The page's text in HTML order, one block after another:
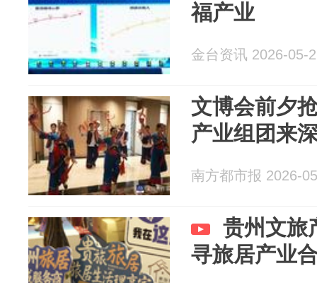
福产业
金台资讯 2026-05-
文博会前夕
产业组团来
南方都市报 2026-
贵州文旅
寻旅居产业